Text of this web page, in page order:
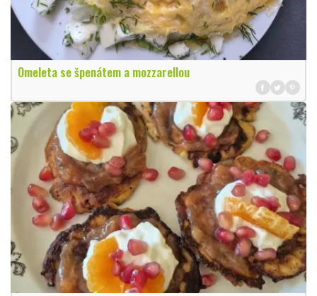
Omeleta se špenátem a mozzarellou